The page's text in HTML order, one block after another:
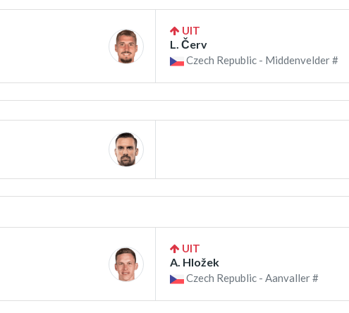
UIT
L. Červ
Czech Republic - Middenvelder #
UIT
A. Hložek
Czech Republic - Aanvaller #